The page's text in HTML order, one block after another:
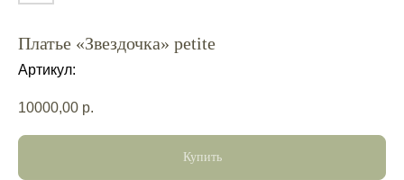
Платье «Звездочка» petite
Артикул:
10000,00 р.
Купить